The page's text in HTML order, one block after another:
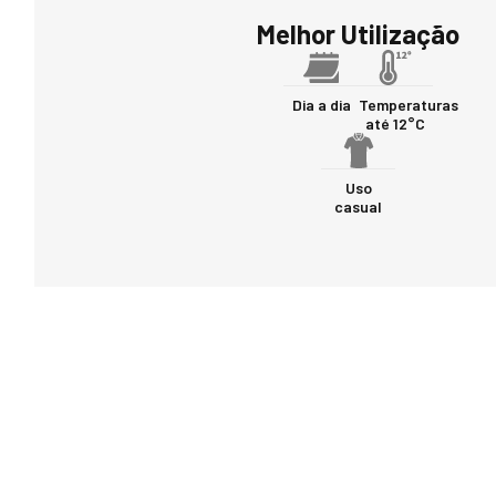
Melhor Utilização
Dia a dia Temperaturas
até 12°C
Uso
casual